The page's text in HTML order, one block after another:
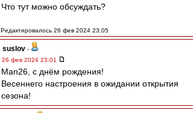
Что тут можно обсуждать?
Редактировалось 26 фев 2024 23:05
suslov -
26 фев 2024 23:01
Man26, с днём рождения!
Весеннего настроения в ожидании открытия
сезона!